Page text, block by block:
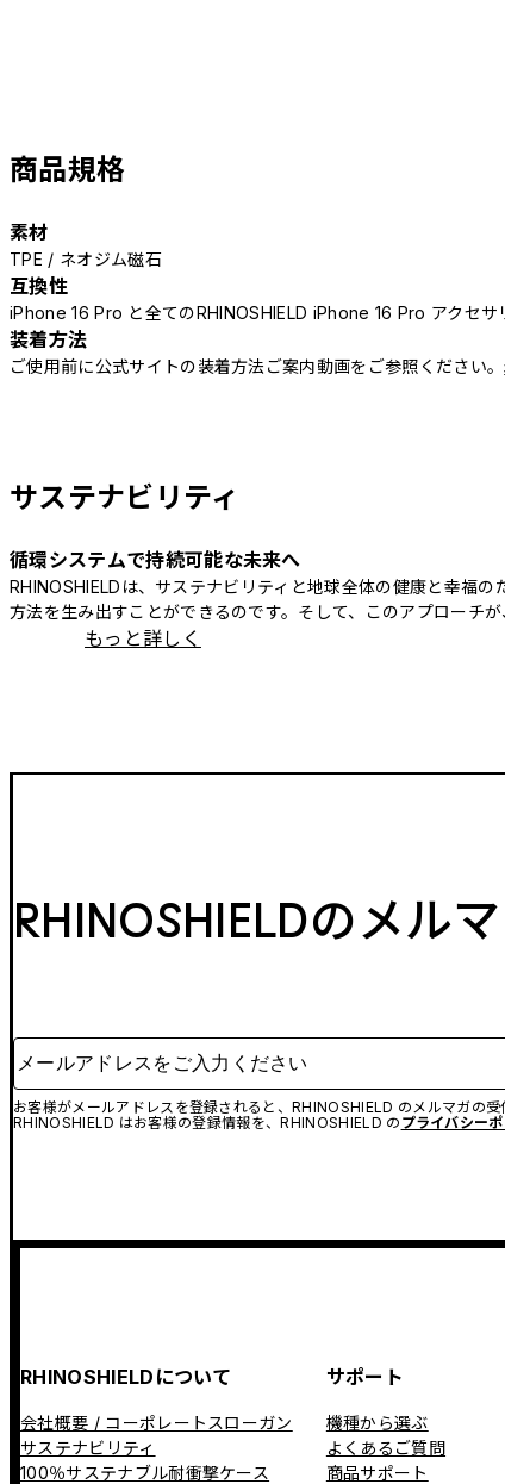
商品規格
素材
TPE / ネオジム磁石
互換性
iPhone 16 Pro と全てのRHINOSHIELD iPhone 16 Pro アクセサ
装着方法
ご使用前に公式サイトの装着方法ご案内動画をご参照ください。
サステナビリティ
循環システムで持続可能な未来へ
RHINOSHIELDは、サステナビリティと地球全体の健康と幸福
方法を生み出すことができるのです。そして、このアプローチ
もっと詳しく
RHINOSHIELDのメル
メールアドレスをご入力ください
お客様がメールアドレスを登録されると、RHINOSHIELD のメルマガの受
RHINOSHIELD はお客様の登録情報を、RHINOSHIELD の プライバシー
RHINOSHIELDについて
会社概要 / コーポレートスローガン
サステナビリティ
100％サステナブル耐衝撃ケース
サポート
機種から選ぶ
よくあるご質問
商品サポート